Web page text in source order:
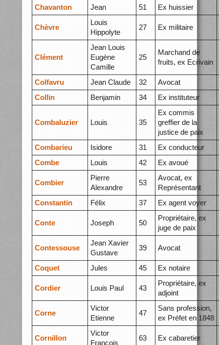
Chavanton Jean 51 Ex huissier
Chèvre
Louis
Hippolyte
27 Ex militaire
Clément
Jean Louis
Eugène
Camille
25
Marchand de
fruits, ex Ecrivain
Colfavru Jean Claude 32
Avocat
Collin
Benjamin 34 Ex instituteur
Combaluzier Louis 35
Ex commis
greffier de la
justice de paix
Combarieu
Isidore 31
Ex conducteur
Combe
Louis 42 Ex avoué
Combier
Pierre
Alexandre
53
Avocat, ex
Représentant
Constantin
Félix 37 Ex agent voyer
Conte Joseph 50
Propriétaire, ex
juge de paix
Contessouse
Jean Xavier
Gustave
39 Avocat
Coquet Jules 45 Ex notaire
Cordier Louis Paul 43
Propriétaire, ex
adjoint
Corne
Victor
Etienne
47
Sans profession,
ex Préfet en 1848
Cornillon
Victor
François
63 Ex cabaretier